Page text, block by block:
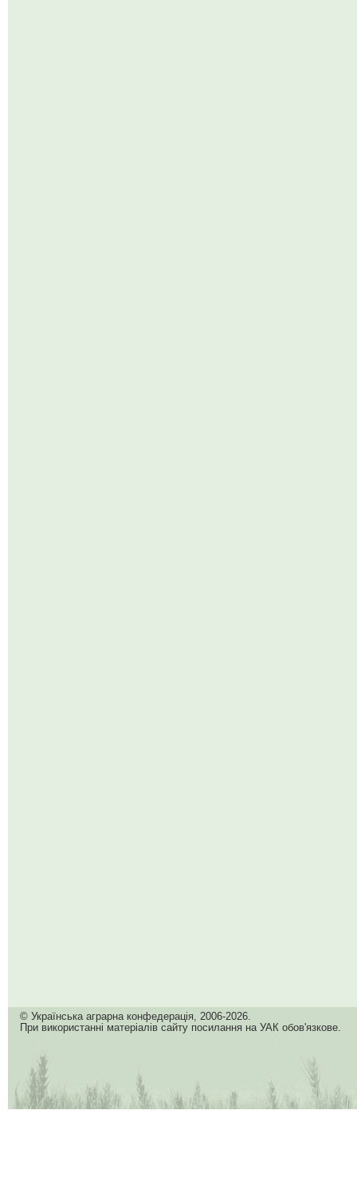
© Українська аграрна конфедерація, 2006-2026.
При використанні матеріалів сайту посилання на УАК обов'язкове.